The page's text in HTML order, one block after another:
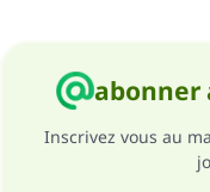
abonner
Inscrivez vous au